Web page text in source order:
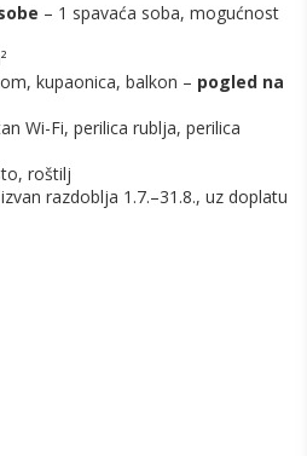
– 1 spavaća soba, mogućnost
kupaonica, balkon – pogled na
Wi-Fi, perilica rublja, perilica
roštilj
razdoblja 1.7.–31.8., uz doplatu